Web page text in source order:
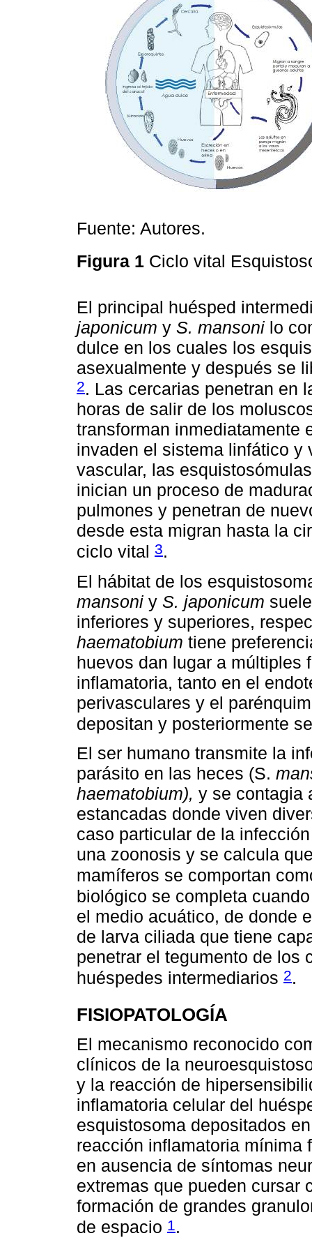
Fuente: Autores.
Figura 1 Ciclo vital
El principal huésped
japonicum y S. mansoni lo
dulce en los cuales los
asexualmente y después se
2. Las cercarias penetran en
horas de salir de los
transforman inmediatamente
invaden el sistema linfático y
vascular, las
inician un proceso de
pulmones y penetran de
desde esta migran hasta la
ciclo vital 3.
El hábitat de los
mansoni y S. japonicum
inferiores y superiores,
haematobium tiene
huevos dan lugar a múltiples
inflamatoria, tanto en el
perivasculares y el
depositan y posteriormente
El ser humano transmite la
parásito en las heces (S.
haematobium), y se contagia
estancadas donde viven
caso particular de la
una zoonosis y se calcula
mamíferos se comportan
biológico se completa
el medio acuático, de donde
de larva ciliada que tiene
penetrar el tegumento de los
huéspedes intermediarios 2.
FISIOPATOLOGÍA
El mecanismo reconocido
clínicos de la
y la reacción de
inflamatoria celular del
esquistosoma depositados
reacción inflamatoria mínima
en ausencia de síntomas
extremas que pueden cursar
formación de grandes
de espacio 1 .